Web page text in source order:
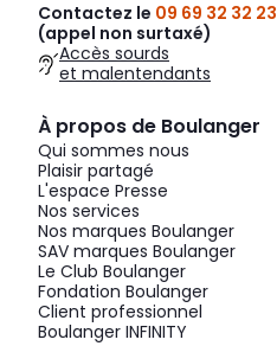
Contactez le 09 69 32 32 23
(appel non surtaxé)
Accès sourds
et malentendants
À propos de Boulanger
Qui sommes nous
Plaisir partagé
L'espace Presse
Nos services
Nos marques Boulanger
SAV marques Boulanger
Le Club Boulanger
Fondation Boulanger
Client professionnel
Boulanger INFINITY